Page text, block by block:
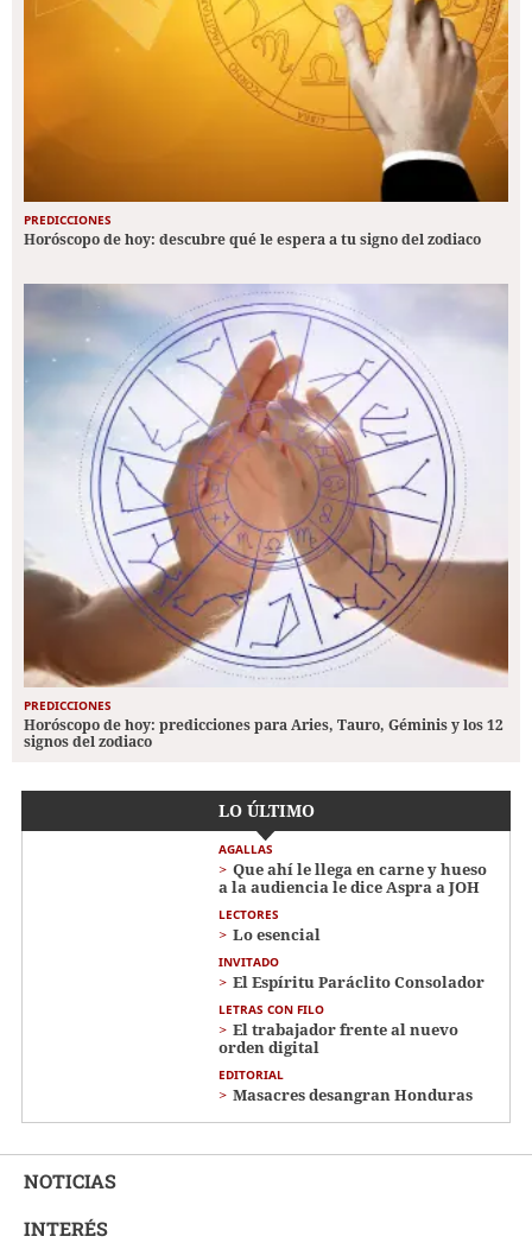
PREDICCIONES
Horóscopo de hoy: descubre qué le espera a tu signo del zodiaco
PREDICCIONES
Horóscopo de hoy: predicciones para Aries, Tauro, Géminis y los 12
signos del zodiaco
LO ÚLTIMO
AGALLAS
Que ahí le llega en carne y hueso
a la audiencia le dice Aspra a JOH
LECTORES
Lo esencial
INVITADO
El Espíritu Paráclito Consolador
LETRAS CON FILO
El trabajador frente al nuevo
orden digital
EDITORIAL
Masacres desangran Honduras
NOTICIAS
INTERÉS